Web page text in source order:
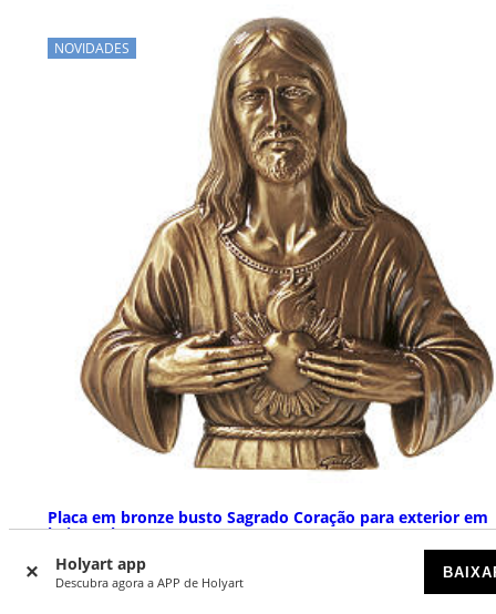
Holyart app
Descubra agora a APP de Holyart
NOVIDADES
Placa em bronze busto Sagrado Coração para exterior em
baixo-relevo
DISPONÍVEL